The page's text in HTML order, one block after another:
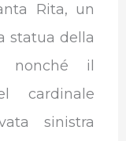
Rita, un
statua della
nonché il
cardinale
sinistra